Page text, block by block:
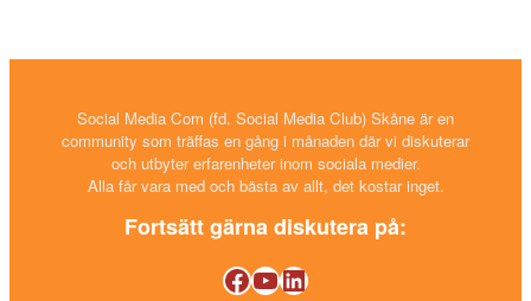
Social Media Com (fd. Social Media Club) Skåne är en
community som träffas en gång i månaden där vi diskuterar
och utbyter erfarenheter inom sociala medier.
Alla får vara med och bästa av allt, det kostar inget.
Fortsätt gärna diskutera på:
Facebook
YouTube
LinkedIn